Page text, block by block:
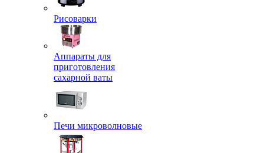
Рисоварки
Аппараты для
приготовления
сахарной ваты
Печи микроволновые